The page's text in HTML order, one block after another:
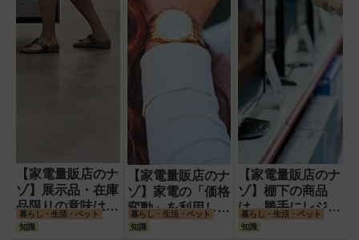
【家電量販店のナ
ゾ】展示品・在庫
品限りの意味は?
安く家電を買いた
暮らし・生活・ペット
知識
【家電量販店のナ
ゾ】家電の「価格
変動」を利用して
安く買う方法!価
暮らし・生活・ペット
知識
【家電量販店のナ
ゾ】棚下の商品
は、勝手にレジへ
持って行っていい
暮らし・生活・ペット
知識